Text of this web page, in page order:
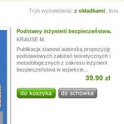
Tryb wyświetlania: z okładkami lista
Podstawy inżynierii bezpieczeństwa.
KRAUSE M.
Publikacja stanowi autorską propozycję
podstawowych założeń teoretycznych i
metodologicznych z zakresu inżynierii
bezpieczeństwa w aspekcie...
39.90 zł